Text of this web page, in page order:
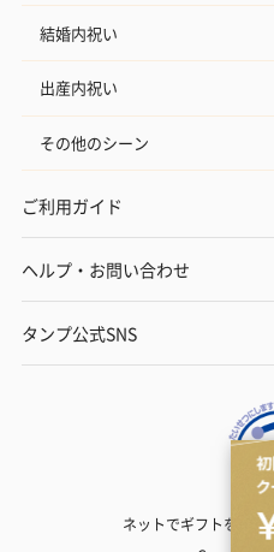
結婚内祝い
出産内祝い
その他のシーン
ご利用ガイド
ヘルプ・お問い合わせ
タンプ公式SNS
ネットでギフトを贈る